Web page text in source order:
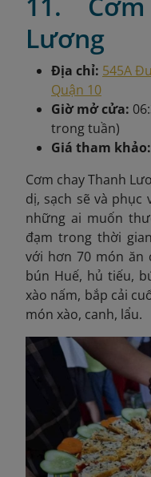
Lương
Địa chỉ: 545A
Quận 10
Giờ mở cửa:
trong tuần)
Giá tham khảo:
Cơm chay Thanh
dị, sạch sẽ và phục
những ai muốn
đạm trong thời
với hơn 70 món ăn
bún Huế, hủ tiếu,
xào nấm, bắp cải
món xào, canh, lẩu.